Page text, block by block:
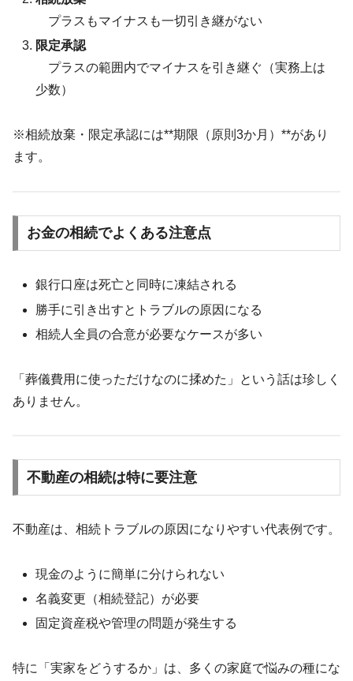
プラスもマイナスも一切引き継がない
限定承認
プラスの範囲内でマイナスを引き継ぐ（実務上は
少数）
※相続放棄・限定承認には**期限（原則3か月）**があり
ます。
お金の相続でよくある注意点
銀行口座は死亡と同時に凍結される
勝手に引き出すとトラブルの原因になる
相続人全員の合意が必要なケースが多い
「葬儀費用に使っただけなのに揉めた」という話は珍しく
ありません。
不動産の相続は特に要注意
不動産は、相続トラブルの原因になりやすい代表例です。
現金のように簡単に分けられない
名義変更（相続登記）が必要
固定資産税や管理の問題が発生する
特に「実家をどうするか」は、多くの家庭で悩みの種にな